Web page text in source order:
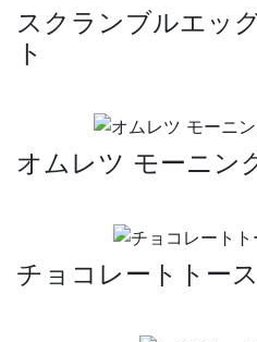
スクランブルエッ
ト
オムレツ モーニン
チョコレートトー